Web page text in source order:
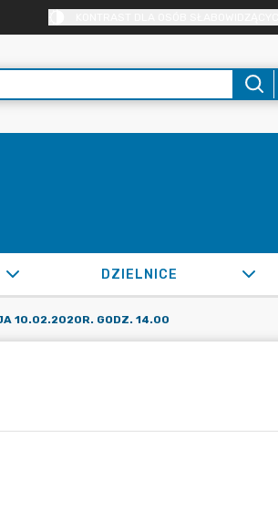
DZIELNICE
10.02.2020R. GODZ. 14.00